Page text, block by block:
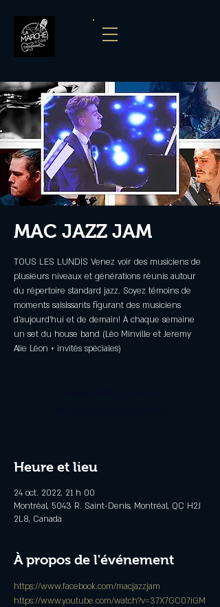
MAC JAZZ JAM
TOUS LES LUNDIS Venez voir des musiciens de
plusieurs niveaux et générations réunis autour
du répertoire standard jazz. Soyez témoins de
moments saisissants figurant des musiciens
d’aujourd’hui et de demain! À chaque semaine
un set du house band (Léo Minville et Jeremy
Alie Léon + invités spéciales)
Heure et lieu
24 oct. 2022, 21 h 00
Montréal, 5043 R. Saint-Denis, Montréal, QC H2J
2L8, Canada
À propos de l'événement
https://www.facebook.com/macjazzjam
https://www.youtube.com/watch?v=37X7GC07iGM